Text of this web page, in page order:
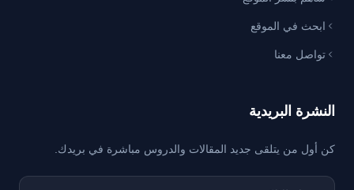
ابحث في الموقع
تواصل معنا
النشرة البريدية
كن أول من يتلقى جديد المقالات والدروس مباشرة في بريدك.